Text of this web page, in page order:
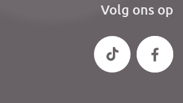
Volg ons op